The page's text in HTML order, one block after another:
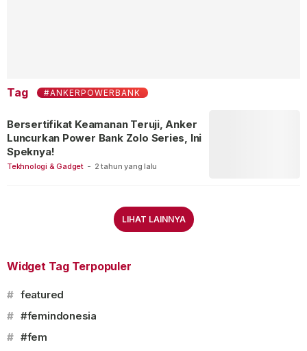
Tag #ANKERPOWERBANK
Tekhnologi & Gadget - 2 tahun yang lalu
Bersertifikat Keamanan Teruji, Anker
Luncurkan Power Bank Zolo Series, Ini
Speknya!
LIHAT LAINNYA
Widget Tag Terpopuler
# featured
# #femindonesia
# #fem